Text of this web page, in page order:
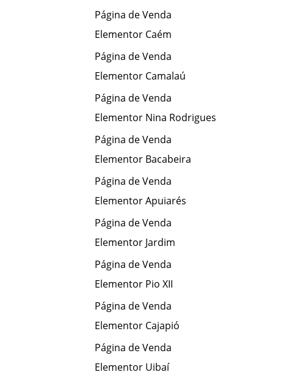
Página de Venda
Elementor Caém
Página de Venda
Elementor Camalaú
Página de Venda
Elementor Nina Rodrigues
Página de Venda
Elementor Bacabeira
Página de Venda
Elementor Apuiarés
Página de Venda
Elementor Jardim
Página de Venda
Elementor Pio XII
Página de Venda
Elementor Cajapió
Página de Venda
Elementor Uibaí